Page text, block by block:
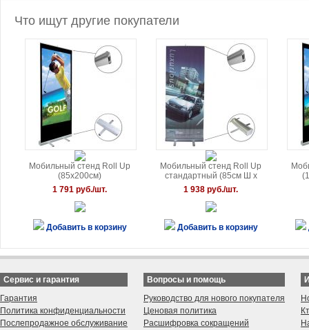
Что ищут другие покупатели
Мобильный стенд Roll Up
(85х200см)
1 791 руб./шт.
Добавить в корзину
Мобильный стенд Roll Up
стандартный (85см Ш x
200см В)
1 938 руб./шт.
Добавить в корзину
Сервис и гарантия
Гарантия
Политика конфиденциальности
Послепродажное обслуживание
Вопросы и помощь
Руководство для нового покупателя
Ценовая политика
Расшифровка сокращений